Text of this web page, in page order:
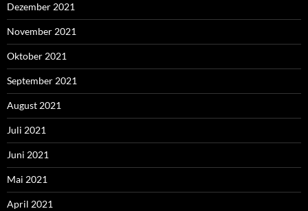
Dezember 2021
November 2021
Oktober 2021
September 2021
August 2021
Juli 2021
Juni 2021
Mai 2021
April 2021